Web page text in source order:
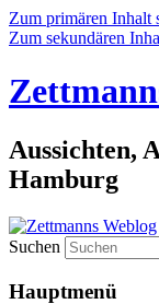
Zum primären Inhalt
Zum sekundären
Aussichten,
Hamburg
Suchen
Hauptmenü